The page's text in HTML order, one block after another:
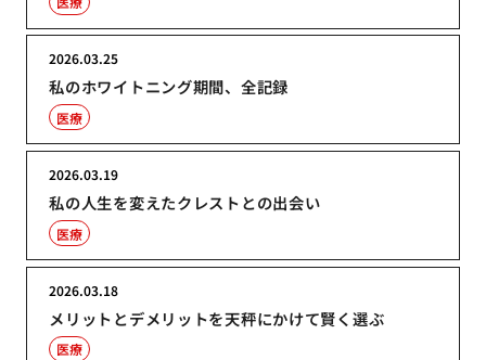
私のホワイトニング期間、全記録
2026.03.25
医療
私の人生を変えたクレストとの出会い
2026.03.19
医療
メリットとデメリットを天秤にかけて賢く選ぶ
2026.03.18
医療